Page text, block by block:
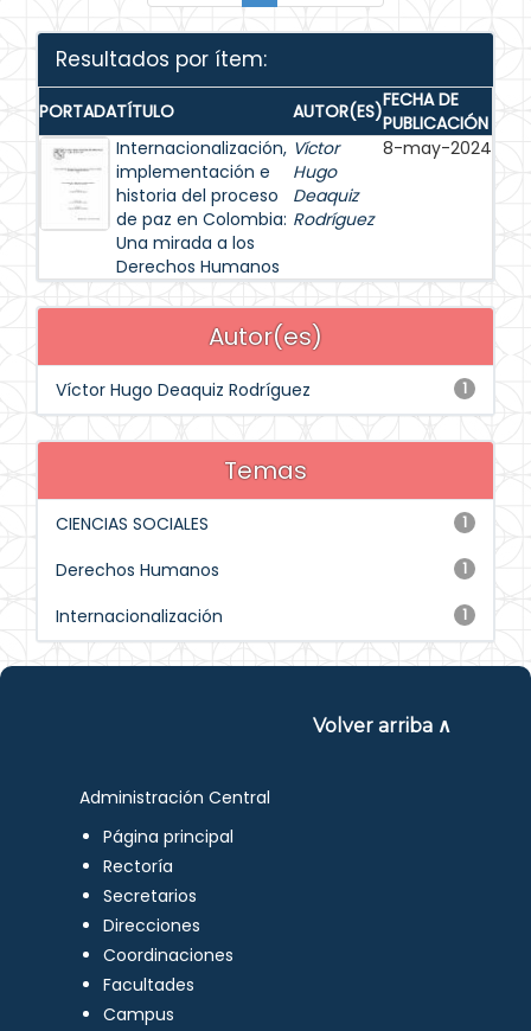
Resultados por ítem:
PORTADATÍTULO AUTOR(ES)FECHA DE
PUBLICACIÓN
Internacionalización,
implementación e
historia del proceso
de paz en Colombia:
Una mirada a los
Derechos Humanos
Víctor
Hugo
Deaquiz
Rodríguez
8-may-2024
Autor(es)
1
Víctor Hugo Deaquiz Rodríguez
Temas
1
CIENCIAS SOCIALES
1
Derechos Humanos
1
Internacionalización
Volver arriba ∧
Administración Central
Página principal
Rectoría
Secretarios
Direcciones
Coordinaciones
Facultades
Campus